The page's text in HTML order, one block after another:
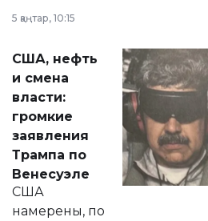
сразу несколько
актуальных тем —
от слухов о
политических
реформах до
вопросов армии,
экономики и
личного здоровья.
5 қаңтар, 10:15
США, нефть
и смена
власти:
громкие
заявления
Трампа по
Венесуэле
США
намерены, по